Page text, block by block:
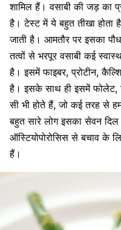
शामिल हैं। वसाबी की जड़ का
है। टेस्ट में ये बहुत तीखा
जाती है। आमतौर पर इसका
तत्वों से भरपूर वसाबी कई
है। इसमें फाइबर, प्रोटीन,
है। इसके साथ ही इसमें फोलेट,
सी भी होते हैं, जो कई तरह से
बहुत सारे लोग इसका सेवन दिल
ऑस्टियोपोरोसिस से बचाव के
हैं।